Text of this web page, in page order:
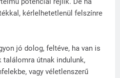
kérlelhetetlenül felszínre
jó dolog, feltéve, ha van is
útnak indulunk,
vagy véletlenszerű